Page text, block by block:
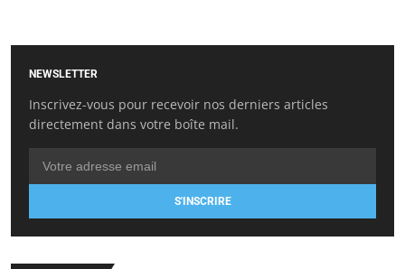
NEWSLETTER
Inscrivez-vous pour recevoir nos derniers articles
directement dans votre boîte mail.
S'INSCRIRE